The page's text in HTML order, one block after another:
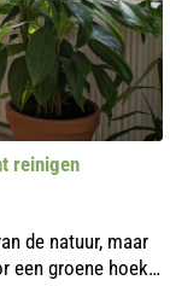
reinigen
de natuur, maar
een groene hoek